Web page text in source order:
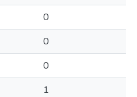
0
0
0
1